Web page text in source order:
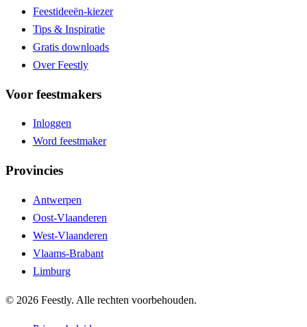
Feestideeën-kiezer
Tips & Inspiratie
Gratis downloads
Over Feestly
Voor feestmakers
Inloggen
Word feestmaker
Provincies
Antwerpen
Oost-Vlaanderen
West-Vlaanderen
Vlaams-Brabant
Limburg
© 2026 Feestly. Alle rechten voorbehouden.